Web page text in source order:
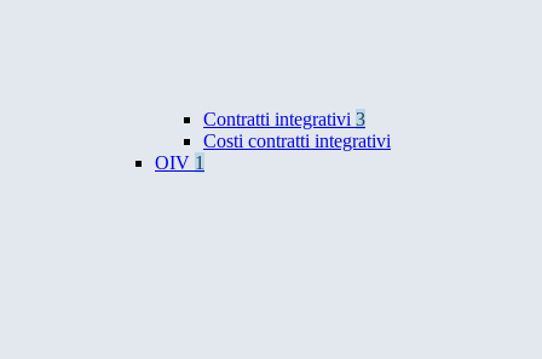
Contratti integrativi 3
Costi contratti integrativi
OIV 1